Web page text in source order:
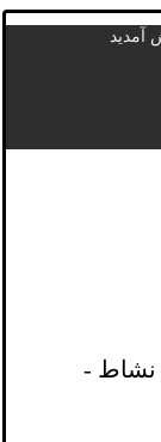
آمدید
-